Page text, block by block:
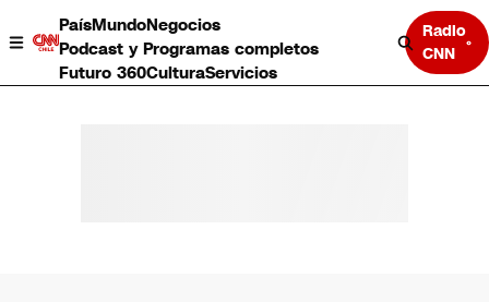
PaísMundoNegocios
Podcast y Programas completos
Futuro 360CulturaServicios
Radio
CNN